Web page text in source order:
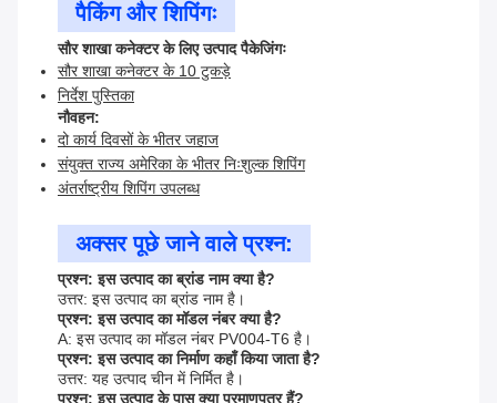
पैकिंग और शिपिंगः
सौर शाखा कनेक्टर के लिए उत्पाद पैकेजिंगः
सौर शाखा कनेक्टर के 10 टुकड़े
निर्देश पुस्तिका
नौवहन:
दो कार्य दिवसों के भीतर जहाज
संयुक्त राज्य अमेरिका के भीतर निःशुल्क शिपिंग
अंतर्राष्ट्रीय शिपिंग उपलब्ध
अक्सर पूछे जाने वाले प्रश्न:
प्रश्न: इस उत्पाद का ब्रांड नाम क्या है?
उत्तर: इस उत्पाद का ब्रांड नाम है।
प्रश्न: इस उत्पाद का मॉडल नंबर क्या है?
A: इस उत्पाद का मॉडल नंबर PV004-T6 है।
प्रश्न: इस उत्पाद का निर्माण कहाँ किया जाता है?
उत्तर: यह उत्पाद चीन में निर्मित है।
प्रश्न: इस उत्पाद के पास क्या प्रमाणपत्र हैं?